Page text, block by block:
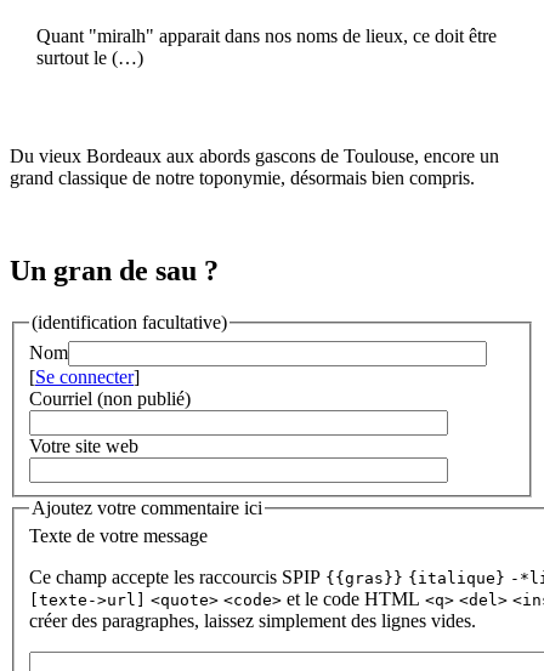
Quant "miralh" apparait dans nos noms de lieux, ce doit être
surtout le (…)
Du vieux Bordeaux aux abords gascons de Toulouse, encore un
grand classique de notre toponymie, désormais bien compris.
Un gran de sau ?
(identification facultative)
Nom
[Se connecter]
Courriel (non publié)
Votre site web
Ajoutez votre commentaire ici
Texte de votre message
Ce champ accepte les raccourcis SPIP {{gras}} {italique} -
[texte->url]
<quote> <code> et le code HTML <q> <del>
créer des paragraphes, laissez simplement des lignes vides.